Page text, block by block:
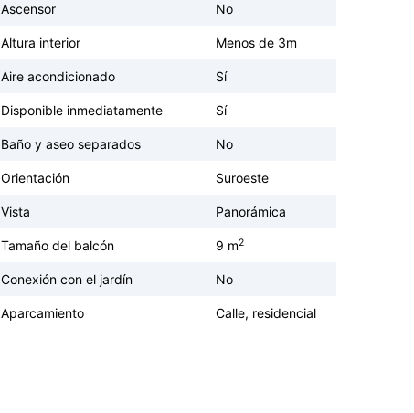
Ascensor No
Altura interior Menos de 3m
Aire acondicionado Sí
Disponible inmediatamente Sí
Baño y aseo separados No
Orientación Suroeste
Vista Panorámica
Tamaño del balcón 9 m2
Conexión con el jardín No
Aparcamiento Calle, residencial